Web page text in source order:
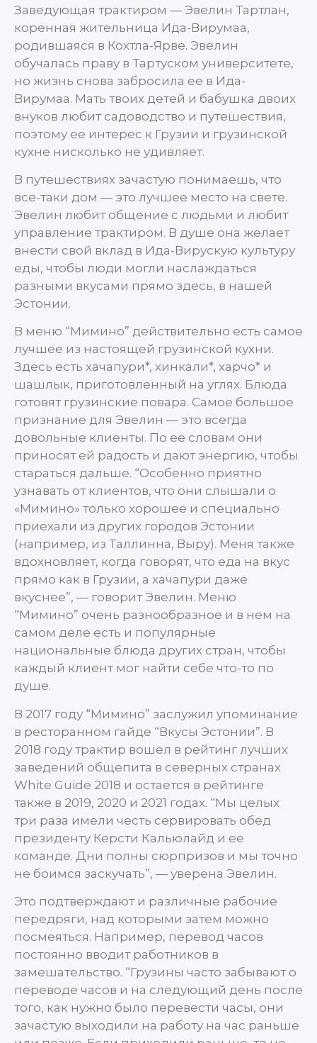
Заведующая трактиром — Эвелин Тартлан,
коренная жительница Ида-Вирумаа,
родившаяся в Кохтла-Ярве. Эвелин
обучалась праву в Тартуском университете,
но жизнь снова забросила ее в Ида-
Вирумаа. Мать твоих детей и бабушка двоих
внуков любит садоводство и путешествия,
поэтому ее интерес к Грузии и грузинской
кухне нисколько не удивляет.
В путешествиях зачастую понимаешь, что
все-таки дом — это лучшее место на свете.
Эвелин любит общение с людьми и любит
управление трактиром. В душе она желает
внести свой вклад в Ида-Вирускую культуру
еды, чтобы люди могли наслаждаться
разными вкусами прямо здесь, в нашей
Эстонии.
В меню “Мимино” действительно есть самое
лучшее из настоящей грузинской кухни.
Здесь есть хачапури*, хинкали*, харчо* и
шашлык, приготовленный на углях. Блюда
готовят грузинские повара. Самое большое
признание для Эвелин — это всегда
довольные клиенты. По ее словам они
приносят ей радость и дают энергию, чтобы
стараться дальше. “Особенно приятно
узнавать от клиентов, что они слышали о
«Мимино» только хорошее и специально
приехали из других городов Эстонии
(например, из Таллинна, Выру). Меня также
вдохновляет, когда говорят, что еда на вкус
прямо как в Грузии, а хачапури даже
вкуснее”, — говорит Эвелин. Меню
“Мимино” очень разнообразное и в нем на
самом деле есть и популярные
национальные блюда других стран, чтобы
каждый клиент мог найти себе что-то по
душе.
В 2017 году “Мимино” заслужил упоминание
в ресторанном гайде “Вкусы Эстонии”. В
2018 году трактир вошел в рейтинг лучших
заведений общепита в северных странах
White Guide 2018 и остается в рейтинге
также в 2019, 2020 и 2021 годах. “Мы целых
три раза имели честь сервировать обед
президенту Керсти Кальюлайд и ее
команде. Дни полны сюрпризов и мы точно
не боимся заскучать”, — уверена Эвелин.
Это подтверждают и различные рабочие
передряги, над которыми затем можно
посмеяться. Например, перевод часов
постоянно вводит работников в
замешательство. “Грузины часто забывают о
переводе часов и на следующий день после
того, как нужно было перевести часы, они
зачастую выходили на работу на час раньше